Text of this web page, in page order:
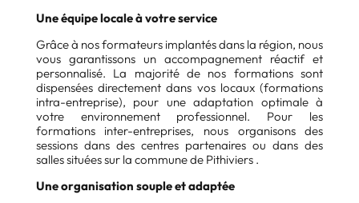
Une équipe locale à votre service
Grâce à nos formateurs implantés dans la région, nous
vous garantissons un accompagnement réactif et
personnalisé. La majorité de nos formations sont
dispensées directement dans vos locaux (formations
intra-entreprise), pour une adaptation optimale à
votre environnement professionnel. Pour les
formations inter-entreprises, nous organisons des
sessions dans des centres partenaires ou dans des
salles situées sur la commune de Pithiviers .
Une organisation souple et adaptée